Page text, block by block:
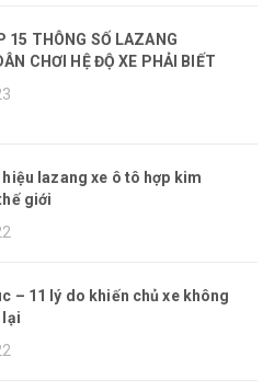
15 THÔNG SỐ LAZANG
CHƠI HỆ ĐỘ XE PHẢI BIẾT
lazang xe ô tô hợp kim
giới
– 11 lý do khiến chủ xe không
lại